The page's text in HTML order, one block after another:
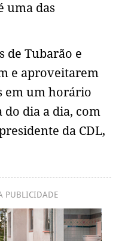
uma das
de Tubarão e
e aproveitarem
em um horário
dia a dia, com
da CDL,
PUBLICIDADE